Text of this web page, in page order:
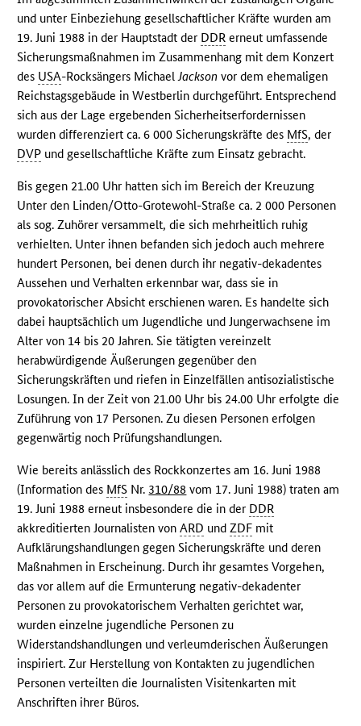
und unter Einbeziehung gesellschaftlicher Kräfte wurden am
19. Juni 1988 in der Hauptstadt der DDR erneut umfassende
Sicherungsmaßnahmen im Zusammenhang mit dem Konzert
des USA-Rocksängers MichaelJackson vor dem ehemaligen
Reichstagsgebäude in Westberlin durchgeführt. Entsprechend
sich aus der Lage ergebenden Sicherheitserfordernissen
wurden differenziert ca. 6 000 Sicherungskräfte des MfS, der
DVP und gesellschaftliche Kräfte zum Einsatz gebracht.
Bis gegen 21.00 Uhr hatten sich im Bereich der Kreuzung
Unter den Linden/Otto-Grotewohl-Straße ca. 2 000 Personen
als sog. Zuhörer versammelt, die sich mehrheitlich ruhig
verhielten. Unter ihnen befanden sich jedoch auch mehrere
hundert Personen, bei denen durch ihr negativ-dekadentes
Aussehen und Verhalten erkennbar war, dass sie in
provokatorischer Absicht erschienen waren. Es handelte sich
dabei hauptsächlich um Jugendliche und Jungerwachsene im
Alter von 14 bis 20 Jahren. Sie tätigten vereinzelt
herabwürdigende Äußerungen gegenüber den
Sicherungskräften und riefen in Einzelfällen antisozialistische
Losungen. In der Zeit von 21.00 Uhr bis 24.00 Uhr erfolgte die
Zuführung von 17 Personen. Zu diesen Personen erfolgen
gegenwärtig noch Prüfungshandlungen.
Wie bereits anlässlich des Rockkonzertes am 16. Juni 1988
(Information des MfS Nr. 310/88 vom 17. Juni 1988) traten am
19. Juni 1988 erneut insbesondere die in der DDR
akkreditierten Journalisten vonARD undZDF mit
Aufklärungshandlungen gegen Sicherungskräfte und deren
Maßnahmen in Erscheinung. Durch ihr gesamtes Vorgehen,
das vor allem auf die Ermunterung negativ-dekadenter
Personen zu provokatorischem Verhalten gerichtet war,
wurden einzelne jugendliche Personen zu
Widerstandshandlungen und verleumderischen Äußerungen
inspiriert. Zur Herstellung von Kontakten zu jugendlichen
Personen verteilten die Journalisten Visitenkarten mit
Anschriften ihrer Büros.